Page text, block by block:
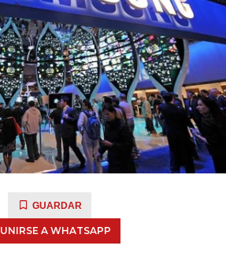
GUARDAR
UNIRSE A WHATSAPP